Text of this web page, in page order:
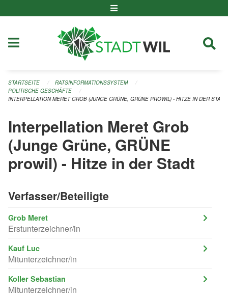
STARTSEITE
RATSINFORMATIONSSYSTEM
POLITISCHE GESCHÄFTE
INTERPELLATION MERET GROB (JUNGE GRÜNE, GRÜNE PROWIL) - HITZE IN DER STADT
Interpellation Meret Grob
(Junge Grüne, GRÜNE
prowil) - Hitze in der Stadt
Verfasser/Beteiligte
Grob Meret
Erstunterzeichner/in
Kauf Luc
Mitunterzeichner/in
Koller Sebastian
Mitunterzeichner/in